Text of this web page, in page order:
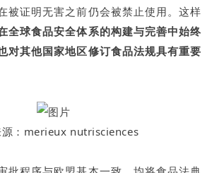
被证明无害之前仍会被禁止使用。这样
全球食品安全体系的构建与完善中始终
对其他国家地区修订食品法规具有重要
源：merieux nutrisciences